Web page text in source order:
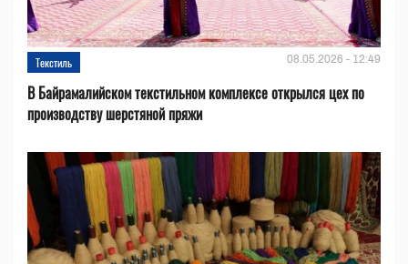
Текстиль 08.05.2026 - 12:49
В Байрамалийском текстильном комплексе открылся цех по
производству шерстяной пряжи